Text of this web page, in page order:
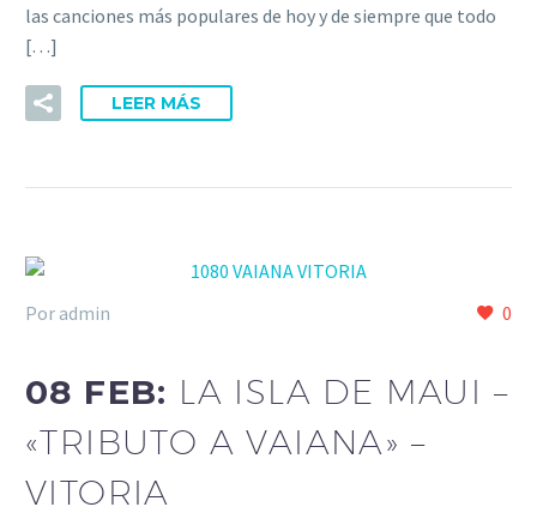
las canciones más populares de hoy y de siempre que todo
[…]
LEER MÁS
0
Por admin
08 FEB: LA ISLA DE MAUI –
«TRIBUTO A VAIANA» –
VITORIA